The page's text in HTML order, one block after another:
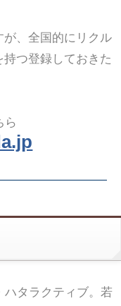
、全国的にリクル
つ登録しておきた
ら
ハタラクティブ。若